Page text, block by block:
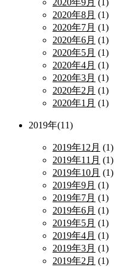
2020年9月 (1)
2020年8月 (1)
2020年7月 (1)
2020年6月 (1)
2020年5月 (1)
2020年4月 (1)
2020年3月 (1)
2020年2月 (1)
2020年1月 (1)
2019年(11)
2019年12月 (1)
2019年11月 (1)
2019年10月 (1)
2019年9月 (1)
2019年7月 (1)
2019年6月 (1)
2019年5月 (1)
2019年4月 (1)
2019年3月 (1)
2019年2月 (1)